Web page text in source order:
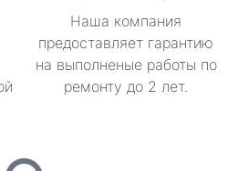
Наша компания
предоставляет гарантию
на выполненые работы по
ремонту до 2 лет.